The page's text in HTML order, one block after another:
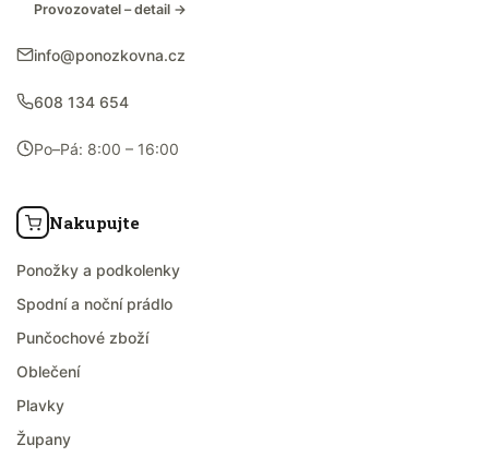
Provozovatel – detail →
info@ponozkovna.cz
608 134 654
Po–Pá: 8:00 – 16:00
Nakupujte
Ponožky a podkolenky
Spodní a noční prádlo
Punčochové zboží
Oblečení
Plavky
Župany